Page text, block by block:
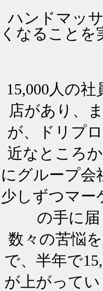
ハンドマッ
くなること
15,000人の
店があり、
が、ドリプ
近なところ
にグループ会
少しずつマー
の手に
数々の苦悩
で、半年で
が上がって